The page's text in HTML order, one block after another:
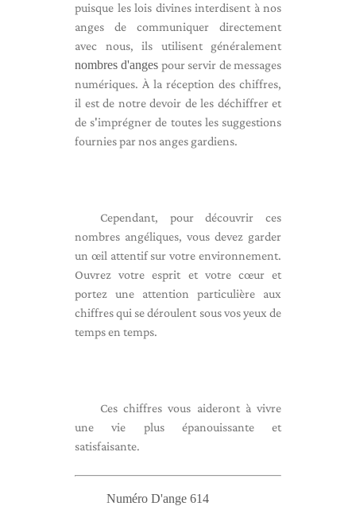
puisque les lois divines interdisent à nos
anges de communiquer directement
avec nous, ils utilisent généralement
nombres d'anges pour servir de messages
numériques. À la réception des chiffres,
il est de notre devoir de les déchiffrer et
de s'imprégner de toutes les suggestions
fournies par nos anges gardiens.
Cependant, pour découvrir ces
nombres angéliques, vous devez garder
un œil attentif sur votre environnement.
Ouvrez votre esprit et votre cœur et
portez une attention particulière aux
chiffres qui se déroulent sous vos yeux de
temps en temps.
Ces chiffres vous aideront à vivre
une vie plus épanouissante et
satisfaisante.
Numéro D'ange 614